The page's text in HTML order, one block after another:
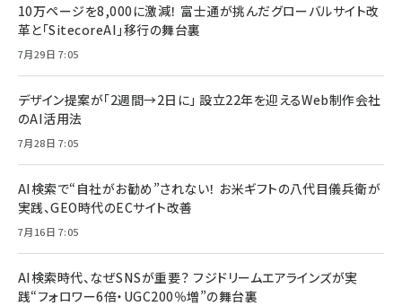
10万ページを8,000に激減！ 富士通が挑んだグローバルサイト改
革と「SitecoreAI」移行の舞台裏
7月29日 7:05
デザイン提案が「2週間→2日に」 設立22年を迎えるWeb制作会社
のAI活用法
7月28日 7:05
AI検索で“自社がお勧め”されない！ お米ギフトの八代目儀兵衛が
実践、GEO時代のECサイト改善
7月16日 7:05
AI検索時代、なぜSNSが重要？ フジドリームエアラインズが実
践“フォロワー6倍・UGC200％増”の舞台裏